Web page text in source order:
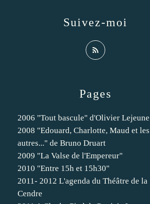
Pages
2006 "Tout bascule" d'Olivier Lejeune
2008 "Edouard, Charlotte, Maud et les
autres..." de Bruno Druart
2009 "La Valse de l'Empereur"
2010 "Entre 15h et 15h30"
2011- 2012 L'agenda du Théâtre de la
Cendre
Suivez-moi